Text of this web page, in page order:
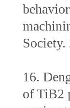
16.
of TiB2